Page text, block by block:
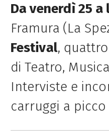
Da venerdì 25
Framura (La
Festival,
di Teatro,
Interviste e
carruggi a